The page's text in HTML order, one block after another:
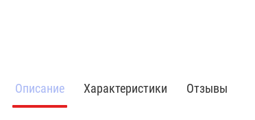
Описание Характеристики Отзывы